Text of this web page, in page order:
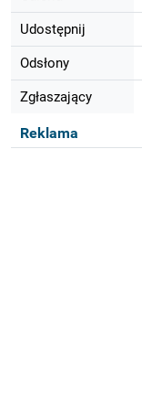
Udostępnij
Odsłony
Zgłaszający
Reklama